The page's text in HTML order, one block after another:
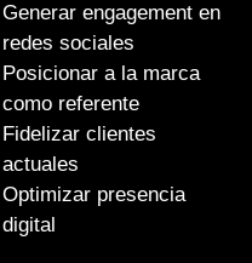
Generar engagement en
redes sociales
Posicionar a la marca
como referente
Fidelizar clientes
actuales
Optimizar presencia
digital